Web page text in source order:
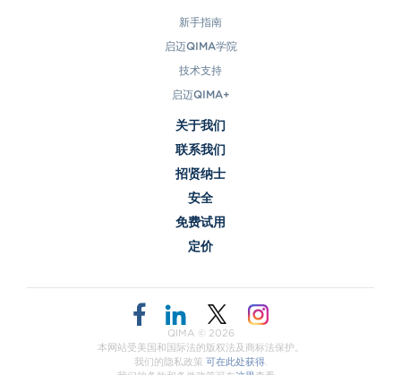
新手指南
启迈QIMA学院
技术支持
启迈QIMA+
关于我们
联系我们
招贤纳士
安全
免费试用
定价
QIMA ©
2026
本网站受美国和国际法的版权法及商标法保护。
我们的隐私政策 可在此处获得.